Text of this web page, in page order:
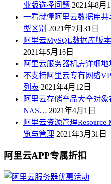
业版选择问题 2021年8月
一看就懂阿里云数据库
型区别 2021年7月31日
阿里云MySQL数据库版
2021年5月16日
阿里云服务器机房详细地
不支持阿里云专有网络
列表 2021年4月12日
阿里云存储产品大全对
NAS… 2021年4月1日
阿里云资源管理
览与管理 2021年3月31日
阿里云APP专属折扣